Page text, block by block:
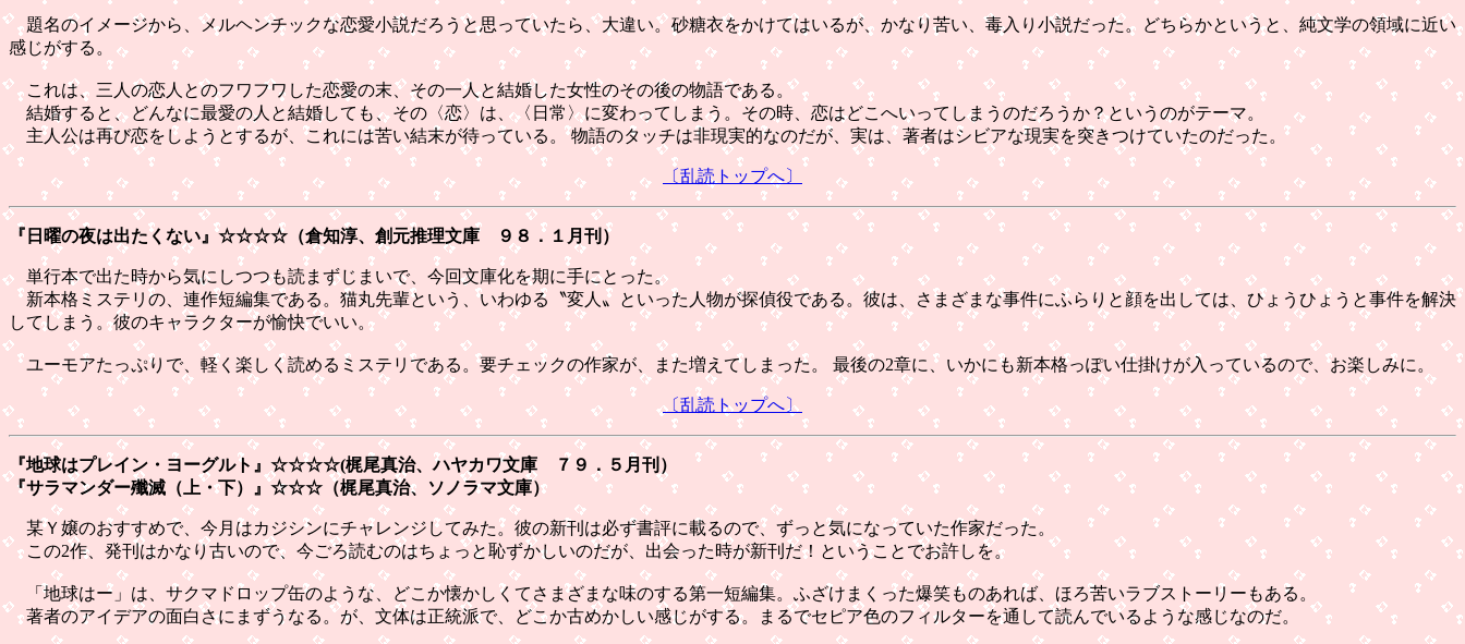
題名のイメージから、メルヘンチックな恋愛小説だろうと思っていたら、大違い。砂糖衣をかけてはいるが、かなり苦い、毒入り小説だった。どちらかというと、純文学の領域に近い
感じがする。
これは、三人の恋人とのフワフワした恋愛の末、その一人と結婚した女性のその後の物語である。
結婚すると、どんなに最愛の人と結婚しても、その〈恋〉は、〈日常〉に変わってしまう。その時、恋はどこへいってしまうのだろうか？というのがテーマ。
主人公は再び恋をしようとするが、これには苦い結末が待っている。 物語のタッチは非現実的なのだが、実は、著者はシビアな現実を突きつけていたのだった。
〔乱読トップへ〕
『日曜の夜は出たくない』☆☆☆☆（倉知淳、創元推理文庫 ９８．１月刊）
単行本で出た時から気にしつつも読まずじまいで、今回文庫化を期に手にとった。
新本格ミステリの、連作短編集である。猫丸先輩という、いわゆる〝変人〟といった人物が探偵役である。彼は、さまざまな事件にふらりと顔を出しては、ひょうひょうと事件を解決
してしまう。彼のキャラクターが愉快でいい。
ユーモアたっぷりで、軽く楽しく読めるミステリである。要チェックの作家が、また増えてしまった。 最後の2章に、いかにも新本格っぽい仕掛けが入っているので、お楽しみに。
〔乱読トップへ〕
『地球はプレイン・ヨーグルト』 ☆☆☆☆(梶尾真治、ハヤカワ文庫 ７９．５月刊）
『サラマンダー殲滅（上・下）』☆☆☆（梶尾真治、ソノラマ文庫）
某Ｙ嬢のおすすめで、今月はカジシンにチャレンジしてみた。彼の新刊は必ず書評に載るので、ずっと気になっていた作家だった。
この2作、発刊はかなり古いので、今ごろ読むのはちょっと恥ずかしいのだが、出会った時が新刊だ！ということでお許しを。
「地球はー」は、サクマドロップ缶のような、どこか懐かしくてさまざまな味のする第一短編集。ふざけまくった爆笑ものあれば、ほろ苦いラブストーリーもある。
著者のアイデアの面白さにまずうなる。が、文体は正統派で、どこか古めかしい感じがする。まるでセピア色のフィルターを通して読んでいるような感じなのだ。